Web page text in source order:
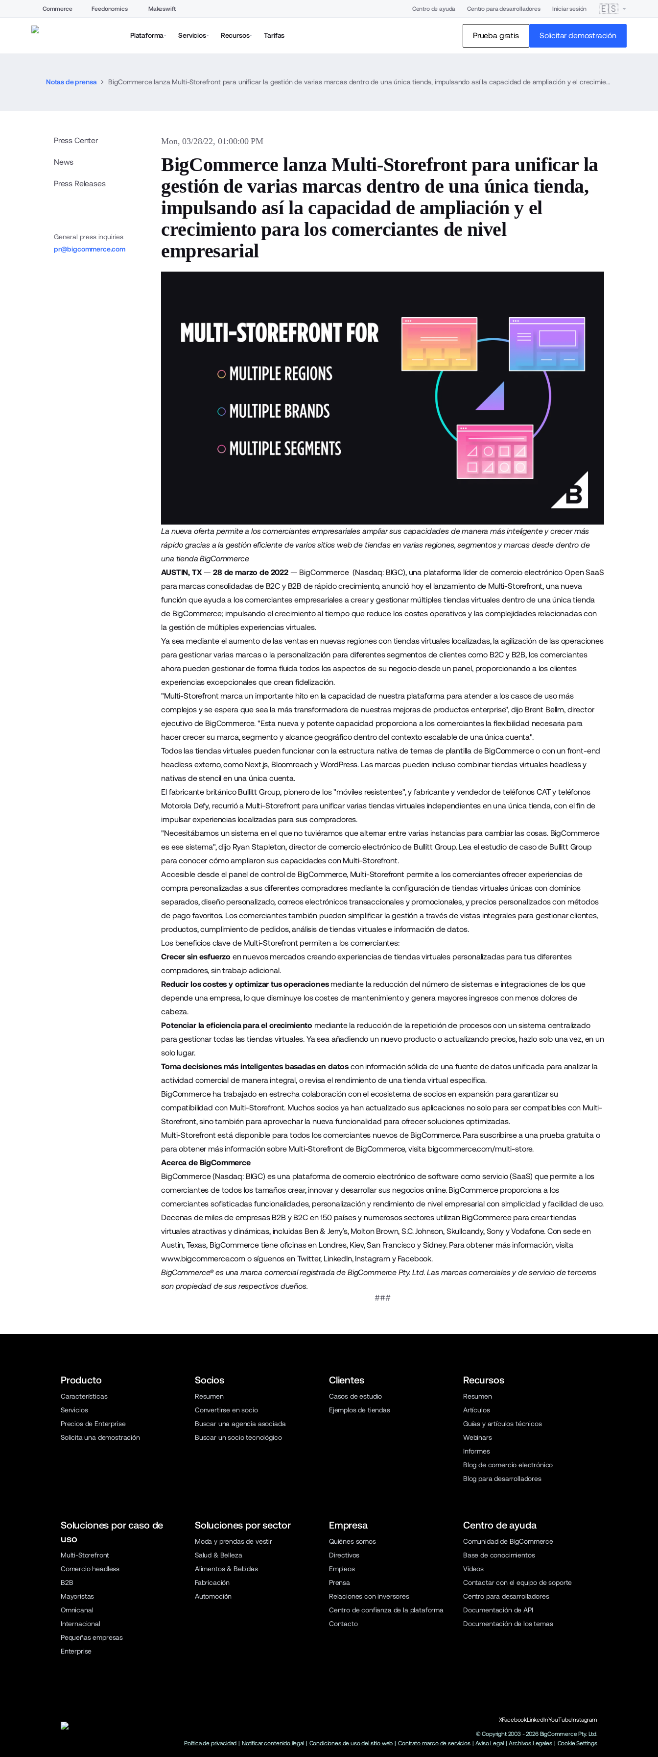
Commerce Feedonomics Makeswift Centro de ayuda Centro para desarrolladores Iniciar sesión 🇪🇸
Plataforma Servicios Recursos Tarifas Prueba gratis Solicitar demostración
Notas de prensa BigCommerce lanza Multi-Storefront para unificar la gestión de varias marcas dentro de una única tienda, impulsando así la capacidad de ampliación y el crecimiento para los comerciantes de nivel empresarial
Press Center
News
Press Releases
General press inquiries
pr@bigcommerce.com
Mon, 03/28/22, 01:00:00 PM
BigCommerce lanza Multi-Storefront para unificar la
gestión de varias marcas dentro de una única tienda,
impulsando así la capacidad de ampliación y el
crecimiento para los comerciantes de nivel
empresarial
La nueva oferta permite a los comerciantes empresariales ampliar sus capacidades de manera más inteligente y crecer más
rápido gracias a la gestión eficiente de varios sitios web de tiendas en varias regiones, segmentos y marcas desde dentro de
una tienda BigCommerce
AUSTIN, TX —28 de marzo de 2022— BigCommerce(Nasdaq: BIGC), una plataforma líder de comercio electrónico Open SaaS
para marcas consolidadas de B2C y B2B de rápido crecimiento, anunció hoy el lanzamiento de Multi-Storefront, una nueva
función que ayuda a los comerciantes empresariales a crear y gestionar múltiples tiendas virtuales dentro de una única tienda
de BigCommerce; impulsando el crecimiento al tiempo que reduce los costes operativos y las complejidades relacionadas con
la gestión de múltiples experiencias virtuales.
Ya sea mediante el aumento de las ventas en nuevas regiones con tiendas virtuales localizadas, la agilización de las operaciones
para gestionar varias marcas o la personalización para diferentes segmentos de clientes como B2C y B2B, los comerciantes
ahora pueden gestionar de forma fluida todos los aspectos de su negocio desde un panel, proporcionando a los clientes
experiencias excepcionales que crean fidelización.
"Multi-Storefront marca un importante hito en la capacidad de nuestra plataforma para atender a los casos de uso más
complejos y se espera que sea la más transformadora de nuestras mejoras de productos enterprise", dijo Brent Bellm, director
ejecutivo de BigCommerce. "Esta nueva y potente capacidad proporciona a los comerciantes la flexibilidad necesaria para
hacer crecer su marca, segmento y alcance geográfico dentro del contexto escalable de una única cuenta".
Todos las tiendas virtuales pueden funcionar con la estructura nativa de temas de plantilla de BigCommerce o con un front-end
headless externo, como Next.js, Bloomreach y WordPress. Las marcas pueden incluso combinar tiendas virtuales headless y
nativas de stencil en una única cuenta.
El fabricante británico Bullitt Group, pionero de los "móviles resistentes", y fabricante y vendedor de teléfonos CAT y teléfonos
Motorola Defy, recurrió a Multi-Storefront para unificar varias tiendas virtuales independientes en una única tienda, con el fin de
impulsar experiencias localizadas para sus compradores.
"Necesitábamos un sistema en el que no tuviéramos que alternar entre varias instancias para cambiar las cosas. BigCommerce
es ese sistema", dijo Ryan Stapleton, director de comercio electrónico de Bullitt Group. Lea elestudio de caso de Bullitt Group
para conocer cómo ampliaron sus capacidades con Multi-Storefront.
Accesible desde el panel de control de BigCommerce, Multi-Storefront permite a los comerciantes ofrecer experiencias de
compra personalizadas a sus diferentes compradores mediante la configuración de tiendas virtuales únicas con dominios
separados, diseño personalizado, correos electrónicos transaccionales y promocionales, y precios personalizados con métodos
de pago favoritos. Los comerciantes también pueden simplificar la gestión a través de vistas integrales para gestionar clientes,
productos, cumplimiento de pedidos, análisis de tiendas virtuales e información de datos.
Los beneficios clave de Multi-Storefront permiten a los comerciantes:
Crecer sin esfuerzo en nuevos mercados creando experiencias de tiendas virtuales personalizadas para tus diferentes
compradores, sin trabajo adicional.
Reducir los costes y optimizar tus operacionesmediante la reducción del número de sistemas e integraciones de los que
depende una empresa, lo que disminuye los costes de mantenimiento y genera mayores ingresos con menos dolores de
cabeza.
Potenciar la eficiencia para el crecimiento mediante la reducción de la repetición de procesos con un sistema centralizado
para gestionar todas las tiendas virtuales. Ya sea añadiendo un nuevo producto o actualizando precios, hazlo solo una vez, en un
solo lugar.
Toma decisiones más inteligentes basadas en datos con información sólida de una fuente de datos unificada para analizar la
actividad comercial de manera integral, o revisa el rendimiento de una tienda virtual específica.
BigCommerce ha trabajado en estrecha colaboración con el ecosistema de socios en expansión para garantizar su
compatibilidad con Multi-Storefront. Muchos sociosya han actualizado sus aplicaciones no solo para ser compatibles con Multi-
Storefront, sino también para aprovechar la nueva funcionalidad para ofrecer soluciones optimizadas.
Multi-Storefront está disponible para todos los comerciantes nuevos de BigCommerce. Para suscribirse a una prueba gratuita o
para obtener más información sobre Multi-Storefront de BigCommerce, visita bigcommerce.com/multi-store.
Acerca de BigCommerce
BigCommerce (Nasdaq: BIGC) es una plataforma de comercio electrónico de software como servicio (SaaS) que permite a los
comerciantes de todos los tamaños crear, innovar y desarrollar sus negocios online. BigCommerce proporciona a los
comerciantes sofisticadas funcionalidades, personalización y rendimiento de nivel empresarial con simplicidad y facilidad de uso.
Decenas de miles de empresas B2B y B2C en 150 países y numerosos sectores utilizan BigCommerce para crear tiendas
virtuales atractivas y dinámicas, incluidas Ben & Jerry’s, Molton Brown, S.C. Johnson, Skullcandy, Sony y Vodafone. Con sede en
Austin, Texas, BigCommerce tiene oficinas en Londres, Kiev, San Francisco y Sídney. Para obtener más información, visita
www.bigcommerce.com o síguenos en Twitter, LinkedIn, Instagramy Facebook.
BigCommerce® es una marca comercial registrada de BigCommerce Pty. Ltd. Las marcas comerciales y de servicio de terceros
son propiedad de sus respectivos dueños.
###
Producto
Características
Servicios
Precios de Enterprise
Solicita una demostración
Socios
Resumen
Convertirse en socio
Buscar una agencia asociada
Buscar un socio tecnológico
Clientes
Casos de estudio
Ejemplos de tiendas
Recursos
Resumen
Artículos
Guías y artículos técnicos
Webinars
Informes
Blog de comercio electrónico
Blog para desarrolladores
Soluciones por caso de
uso
Multi-Storefront
Comercio headless
B2B
Mayoristas
Omnicanal
Internacional
Pequeñas empresas
Enterprise
Soluciones por sector
Moda y prendas de vestir
Salud & Belleza
Alimentos & Bebidas
Fabricación
Automoción
Empresa
Quiénes somos
Directivos
Empleos
Prensa
Relaciones con inversores
Centro de confianza de la plataforma
Contacto
Centro de ayuda
Comunidad de BigCommerce
Base de conocimientos
Vídeos
Contactar con el equipo de soporte
Centro para desarrolladores
Documentación de API
Documentación de los temas
XFacebookLinkedInYouTubeInstagram
© Copyright 2003 -2026BigCommerce Pty. Ltd.
Política de privacidad | Notificar contenido ilegal | Condiciones de uso del sitio web | Contrato marco de servicios | Aviso Legal | Archivos Legales | Cookie Settings